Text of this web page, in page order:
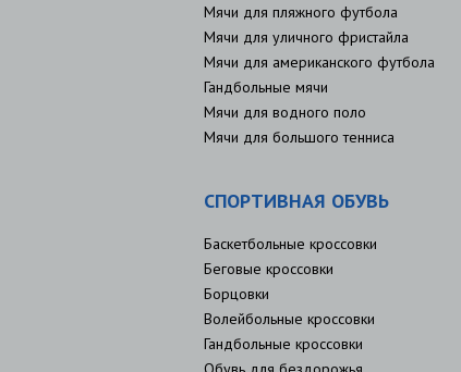
Мячи для пляжного футбола
Мячи для уличного фристайла
Мячи для американского футбола
Гандбольные мячи
Мячи для водного поло
Мячи для большого тенниса
СПОРТИВНАЯ ОБУВЬ
Баскетбольные кроссовки
Беговые кроссовки
Борцовки
Волейбольные кроссовки
Гандбольные кроссовки